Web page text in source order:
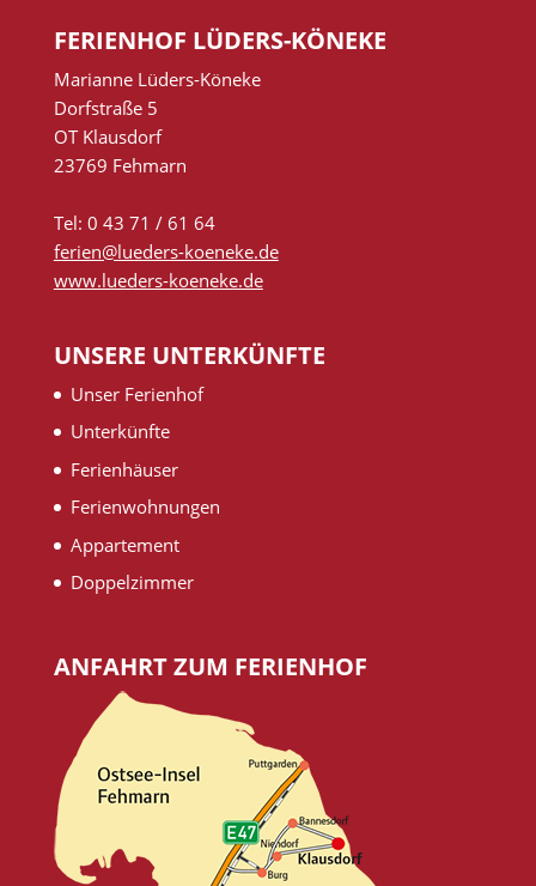
FERIENHOF LÜDERS-KÖNEKE
Marianne Lüders-Köneke
Dorfstraße 5
OT Klausdorf
23769 Fehmarn
Tel: 0 43 71 / 61 64
ferien@lueders-koeneke.de
www.lueders-koeneke.de
UNSERE UNTERKÜNFTE
Unser Ferienhof
Unterkünfte
Ferienhäuser
Ferienwohnungen
Appartement
Doppelzimmer
ANFAHRT ZUM FERIENHOF